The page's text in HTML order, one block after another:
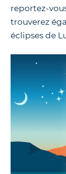
reportez-
trouverez
éclipses de